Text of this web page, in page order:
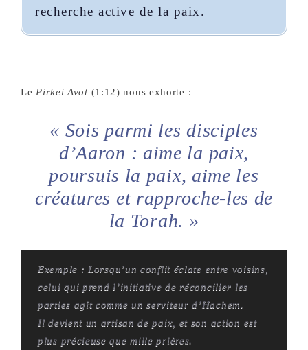
recherche active de la paix.
Le Pirkei Avot(1:12) nous exhorte :
« Sois parmi les disciples
d’Aaron : aime la paix,
poursuis la paix, aime les
créatures et rapproche-les de
la Torah. »
Exemple : Lorsqu’un conflit éclate entre voisins,
celui qui prend l’initiative de réconcilier les
parties agit comme un serviteur d’Hachem.
Il devient un artisan de paix, et son action est
plus précieuse que mille prières.